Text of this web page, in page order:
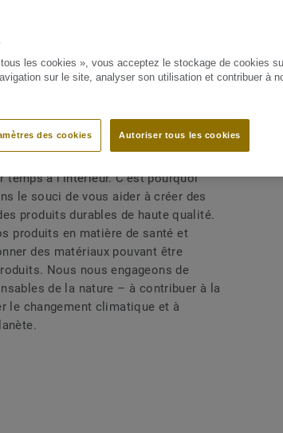
la
à l’intérieur. C’est pourquoi
le souci de vous aider à créer des
produits durables de haute qualité.
produits en matière de santé et
des matériaux pouvant être
Nous nous engageons de
de la nature – à contribuer à la
le changement climatique et à
les cookies », vous acceptez le stockage de cookies
sur le site, analyser son utilisation et contribuer à
Autoriser tous les cookies
des cookies